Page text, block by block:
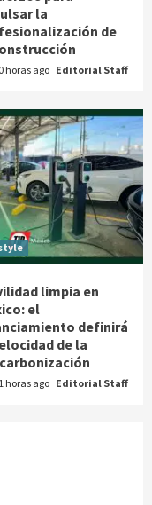
la
de
horas ago Editorial Staff
limpia en
el
definirá
de la
horas ago Editorial Staff